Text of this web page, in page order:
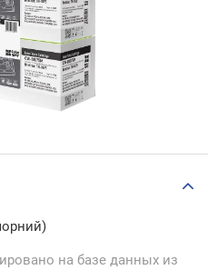
на базе данных из